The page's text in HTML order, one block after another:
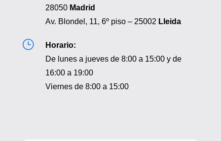
28050 Madrid
Av. Blondel, 11, 6º piso – 25002 Lleida
}
Horario:
De lunes a jueves de 8:00 a 15:00 y de
16:00 a 19:00
Viernes de 8:00 a 15:00